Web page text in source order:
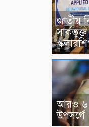
জাতীয়
আরও ৬
উপসর্গে